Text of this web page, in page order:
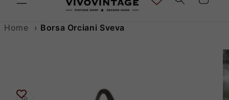
Home › Borsa Orciani Sveva